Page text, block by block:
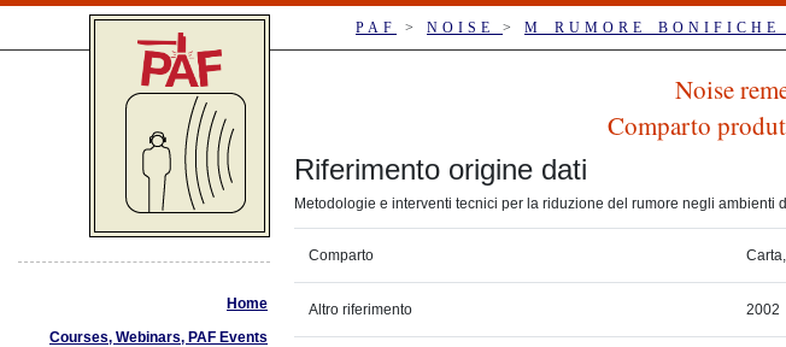
PAF > NOISE >
Home
Courses, Webinars, PAF Events
Noise
Comparto
Riferimento origine dati
Metodologie e interventi tecnici per la riduzione del rumore negli ambienti
Comparto
Altro riferimento 2002